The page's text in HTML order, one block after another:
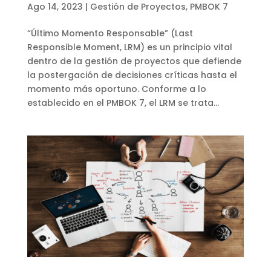
Ago 14, 2023 | Gestión de Proyectos, PMBOK 7
“Último Momento Responsable” (Last
Responsible Moment, LRM) es un principio vital
dentro de la gestión de proyectos que defiende
la postergación de decisiones críticas hasta el
momento más oportuno. Conforme a lo
establecido en el PMBOK 7, el LRM se trata...